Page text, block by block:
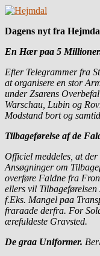
Dagens nyt fra
En Hær paa 5
Efter Telegrammer fra
at organisere en stor
under Zsarens
Warschau, Lubin og
Modstand bort og
Tilbageførelse af de
Officiel meddeles, at
Ansøgninger om
overføre Faldne fra
ellers vil Tilbageførelsen
f.Eks. Mangel paa
fraraade derfra. For
ærefuldeste Gravsted.
De graa Uniformer.